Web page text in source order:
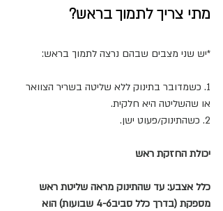
מתי צריך לתמוך בראש?
*יש שני מצבים שבהם נרצה לתמוך בראש:
1. כשמדובר בתינוק ללא שליטה בשריר הצוואר
או שהשליטה היא חלקית.
2. כשהתינוק/פעוט ישן.
יכולת החזקת ראש
כלל אצבע: עד שהתינוק מראה שליטת ראש
מספקת (בדרך כלל סביב4-6 שבועות) הוא